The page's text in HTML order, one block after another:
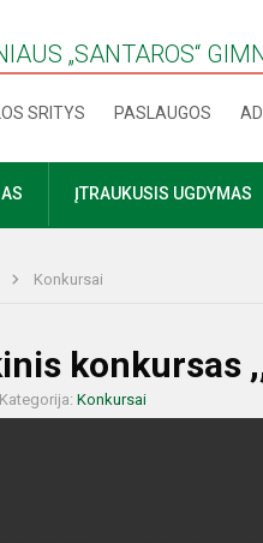
„SANTAROS“
SRITYS PASLAUGOS
ĮTRAUKUSIS UGDYMAS
Konkursai
konkursas
Kategorija: Konkursai